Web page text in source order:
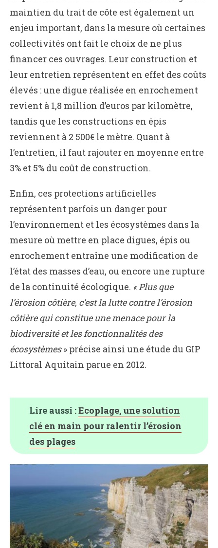
maintien du trait de côte est également un
enjeu important, dans la mesure où certaines
collectivités ont fait le choix de ne plus
financer ces ouvrages. Leur construction et
leur entretien représentent en effet des coûts
élevés : une digue réalisée en enrochement
revient à 1,8 million d’euros par kilomètre,
tandis que les constructions en épis
reviennent à 2 500€ le mètre. Quant à
l’entretien, il faut rajouter en moyenne entre
3% et 5% du coût de construction.
Enfin, ces protections artificielles
représentent parfois un danger pour
l’environnement et les écosystèmes dans la
mesure où mettre en place digues, épis ou
enrochement entraîne une modification de
l’état des masses d’eau, ou encore une rupture
de la continuité écologique. « Plus que
l’érosion côtière, c’est la lutte contre l’érosion
côtière qui constitue une menace pour la
biodiversité et les fonctionnalités des
écosystèmes» précise ainsi une étude du GIP
Littoral Aquitain parue en 2012.
Lire aussi :Ecoplage, une solution
clé en main pour ralentir l’érosion
des plages